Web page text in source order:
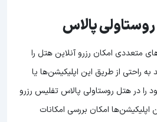
پالاس
متعددی امکان رزرو آنلاین هتل را
به راحتی از طریق این اپلیکیشن‌ها یا
را در هتل روستاولی پالاس تفلیس رزرو
اپلیکیشن‌ها امکان بررسی امکانات